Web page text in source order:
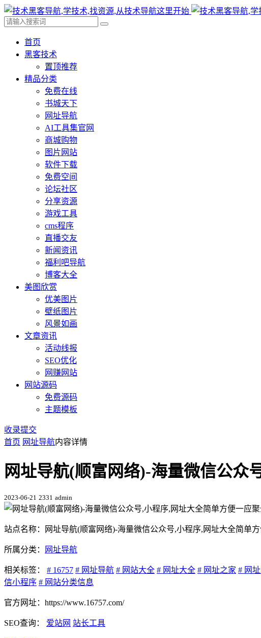
首页
黑客技术
置顶推荐
精品分类
免费在线
书城天下
网址导航
AI工具集官网
商城购物
图片网站
软件下载
免费空间
论坛社区
分享资源
游戏工具
cms程序
直播交友
新闻资讯
福利吧导航
博客大全
美图欣赏
优美图片
壁纸图片
风景如画
文章资讯
活动线报
SEO优化
网赚网站
网站源码
免费源码
主题模板
收录提交
首页 网址导航内容详情
网址导航(顺富网络)-海量微信公众
2023-06-21 2331 admin
站点名称：网址导航(顺富网络)-海量微信公众号,小程序,网址大全简单方
所属分类： 网址导航
相关标签： # 16757 # 网址导航 # 网站大全 # 网址大全 # 网址之家 # 网
信小程序 # 网站分类信息
官方网址：https://www.16757.com/
SEO查询： 爱站网 站长工具